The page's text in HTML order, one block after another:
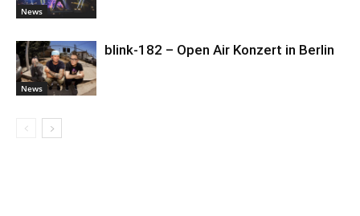
News
News
blink-182 – Open Air Konzert in Berlin